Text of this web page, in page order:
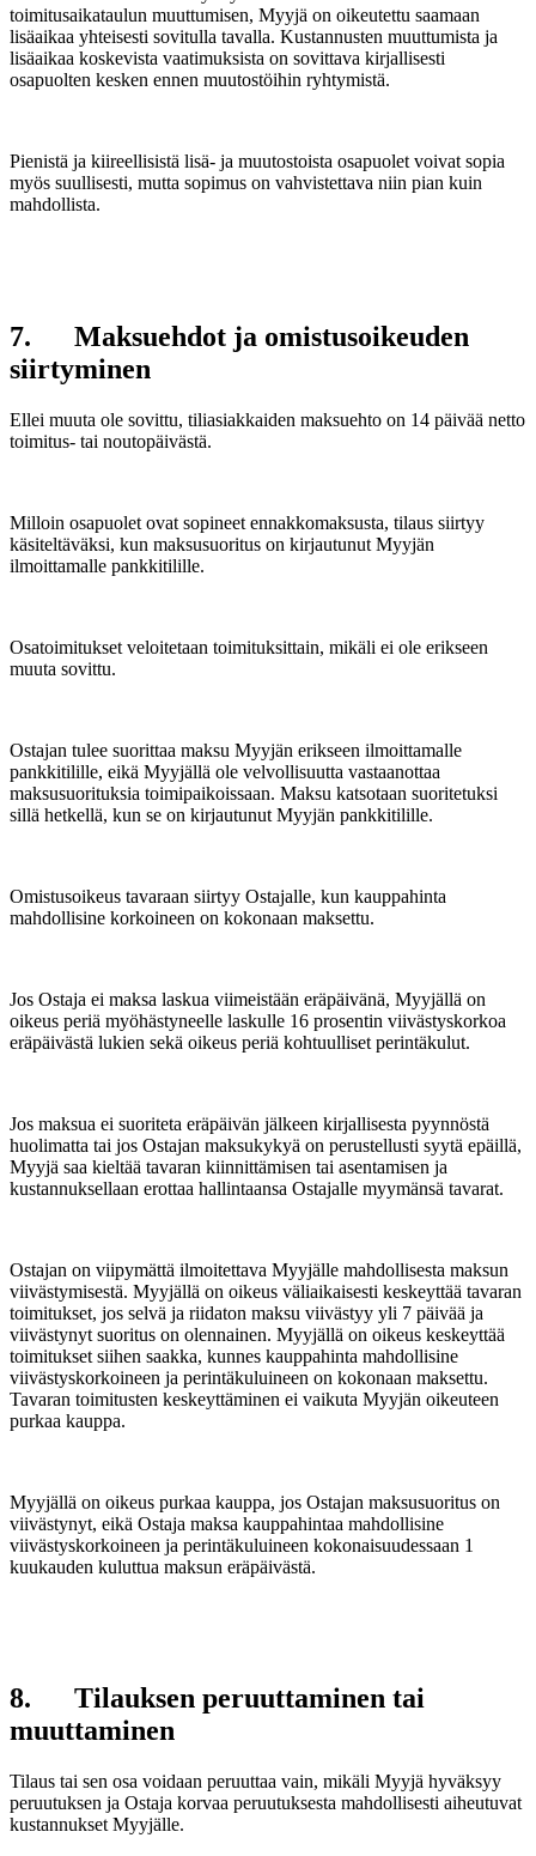
toimitusaikataulun muuttumisen, Myyjä on oikeutettu saamaan
lisäaikaa yhteisesti sovitulla tavalla. Kustannusten muuttumista ja
lisäaikaa koskevista vaatimuksista on sovittava kirjallisesti
osapuolten kesken ennen muutostöihin ryhtymistä.
Pienistä ja kiireellisistä lisä- ja muutostoista osapuolet voivat sopia
myös suullisesti, mutta sopimus on vahvistettava niin pian kuin
mahdollista.
7. Maksuehdot ja omistusoikeuden
siirtyminen
Ellei muuta ole sovittu, tiliasiakkaiden maksuehto on 14 päivää netto
toimitus- tai noutopäivästä.
Milloin osapuolet ovat sopineet ennakkomaksusta, tilaus siirtyy
käsiteltäväksi, kun maksusuoritus on kirjautunut Myyjän
ilmoittamalle pankkitilille.
Osatoimitukset veloitetaan toimituksittain, mikäli ei ole erikseen
muuta sovittu.
Ostajan tulee suorittaa maksu Myyjän erikseen ilmoittamalle
pankkitilille, eikä Myyjällä ole velvollisuutta vastaanottaa
maksusuorituksia toimipaikoissaan. Maksu katsotaan suoritetuksi
sillä hetkellä, kun se on kirjautunut Myyjän pankkitilille.
Omistusoikeus tavaraan siirtyy Ostajalle, kun kauppahinta
mahdollisine korkoineen on kokonaan maksettu.
Jos Ostaja ei maksa laskua viimeistään eräpäivänä, Myyjällä on
oikeus periä myöhästyneelle laskulle 16 prosentin viivästyskorkoa
eräpäivästä lukien sekä oikeus periä kohtuulliset perintäkulut.
Jos maksua ei suoriteta eräpäivän jälkeen kirjallisesta pyynnöstä
huolimatta tai jos Ostajan maksukykyä on perustellusti syytä epäillä,
Myyjä saa kieltää tavaran kiinnittämisen tai asentamisen ja
kustannuksellaan erottaa hallintaansa Ostajalle myymänsä tavarat.
Ostajan on viipymättä ilmoitettava Myyjälle mahdollisesta maksun
viivästymisestä. Myyjällä on oikeus väliaikaisesti keskeyttää tavaran
toimitukset, jos selvä ja riidaton maksu viivästyy yli 7 päivää ja
viivästynyt suoritus on olennainen. Myyjällä on oikeus keskeyttää
toimitukset siihen saakka, kunnes kauppahinta mahdollisine
viivästyskorkoineen ja perintäkuluineen on kokonaan maksettu.
Tavaran toimitusten keskeyttäminen ei vaikuta Myyjän oikeuteen
purkaa kauppa.
Myyjällä on oikeus purkaa kauppa, jos Ostajan maksusuoritus on
viivästynyt, eikä Ostaja maksa kauppahintaa mahdollisine
viivästyskorkoineen ja perintäkuluineen kokonaisuudessaan 1
kuukauden kuluttua maksun eräpäivästä.
8. Tilauksen peruuttaminen tai
muuttaminen
Tilaus tai sen osa voidaan peruuttaa vain, mikäli Myyjä hyväksyy
peruutuksen ja Ostaja korvaa peruutuksesta mahdollisesti aiheutuvat
kustannukset Myyjälle.